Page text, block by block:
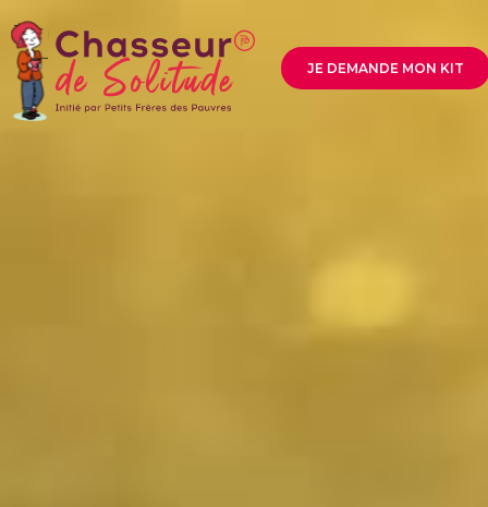
JE DEMANDE MON KIT